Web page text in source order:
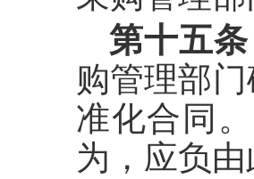
第十五条
购管理部
准化合同
为，应负